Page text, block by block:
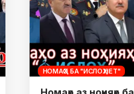
НОМАҲО БА "ИСЛОҲ.НЕТ"